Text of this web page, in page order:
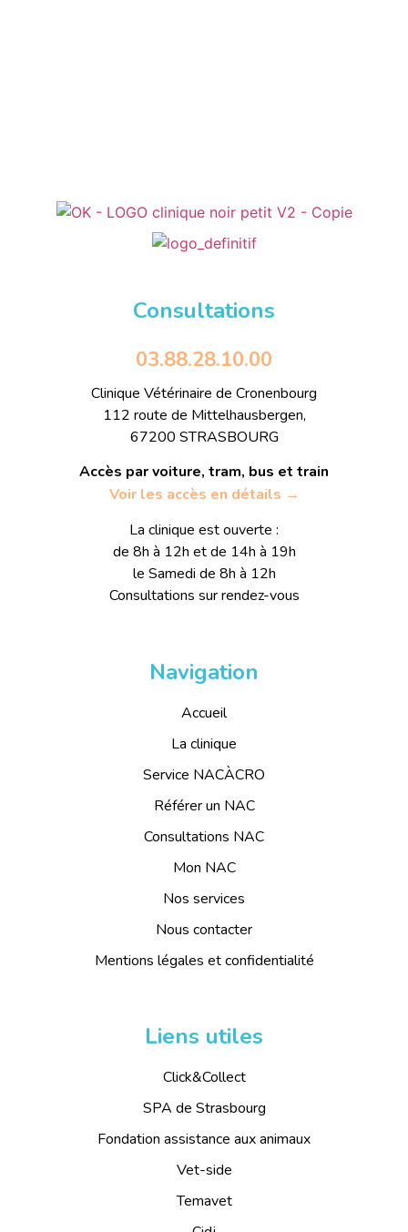
Consultations
03.88.28.10.00
Clinique Vétérinaire de Cronenbourg
112 route de Mittelhausbergen,
67200 STRASBOURG
Accès par voiture, tram, bus et train
Voir les accès en détails →
La clinique est ouverte :
de 8h à 12h et de 14h à 19h
le Samedi de 8h à 12h
Consultations sur rendez-vous
Navigation
Accueil
La clinique
Service NACÀCRO
Référer un NAC
Consultations NAC
Mon NAC
Nos services
Nous contacter
Mentions légales et confidentialité
Liens utiles
Click&Collect
SPA de Strasbourg
Fondation assistance aux animaux
Vet-side
Temavet